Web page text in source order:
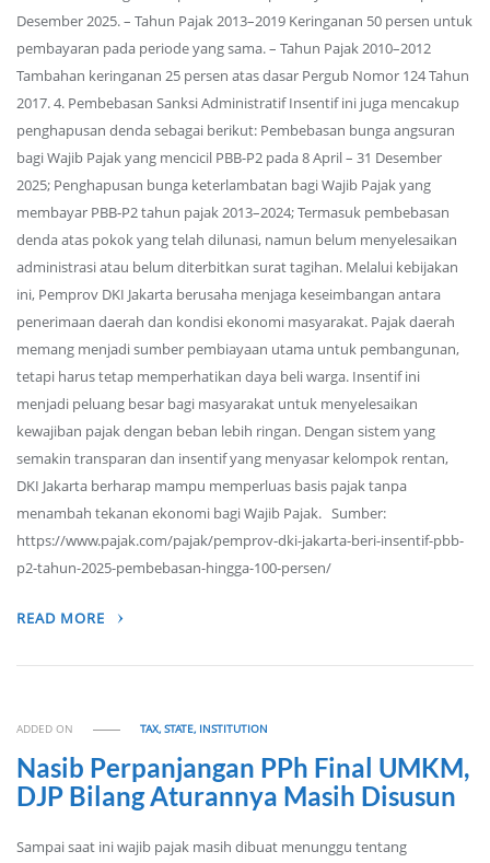
Desember 2025. – Tahun Pajak 2013–2019 Keringanan 50 persen untuk
pembayaran pada periode yang sama. – Tahun Pajak 2010–2012
Tambahan keringanan 25 persen atas dasar Pergub Nomor 124 Tahun
2017. 4. Pembebasan Sanksi Administratif Insentif ini juga mencakup
penghapusan denda sebagai berikut: Pembebasan bunga angsuran
bagi Wajib Pajak yang mencicil PBB-P2 pada 8 April – 31 Desember
2025; Penghapusan bunga keterlambatan bagi Wajib Pajak yang
membayar PBB-P2 tahun pajak 2013–2024; Termasuk pembebasan
denda atas pokok yang telah dilunasi, namun belum menyelesaikan
administrasi atau belum diterbitkan surat tagihan. Melalui kebijakan
ini, Pemprov DKI Jakarta berusaha menjaga keseimbangan antara
penerimaan daerah dan kondisi ekonomi masyarakat. Pajak daerah
memang menjadi sumber pembiayaan utama untuk pembangunan,
tetapi harus tetap memperhatikan daya beli warga. Insentif ini
menjadi peluang besar bagi masyarakat untuk menyelesaikan
kewajiban pajak dengan beban lebih ringan. Dengan sistem yang
semakin transparan dan insentif yang menyasar kelompok rentan,
DKI Jakarta berharap mampu memperluas basis pajak tanpa
menambah tekanan ekonomi bagi Wajib Pajak. Sumber:
https://www.pajak.com/pajak/pemprov-dki-jakarta-beri-insentif-pbb-
p2-tahun-2025-pembebasan-hingga-100-persen/
READ MORE
ADDED ON TAX, STATE, INSTITUTION
Nasib Perpanjangan PPh Final UMKM,
DJP Bilang Aturannya Masih Disusun
Sampai saat ini wajib pajak masih dibuat menunggu tentang